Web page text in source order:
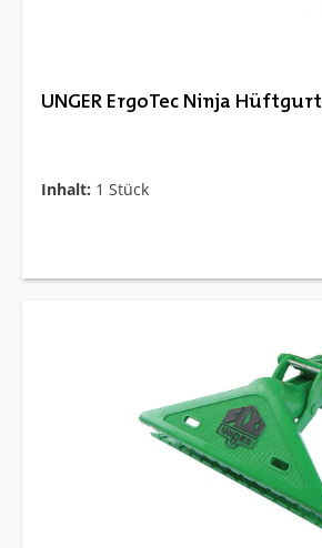
UNGER ErgoTec Ninja Hüftgurt
Inhalt: 1 Stück